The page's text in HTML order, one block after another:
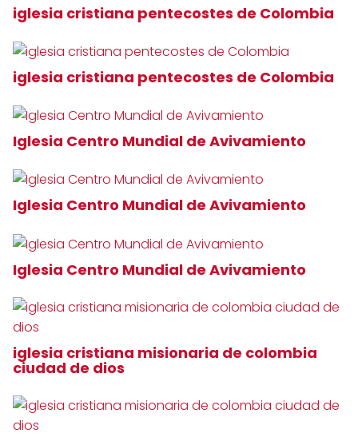
iglesia cristiana pentecostes de Colombia
iglesia cristiana pentecostes de Colombia
Iglesia Centro Mundial de Avivamiento
Iglesia Centro Mundial de Avivamiento
Iglesia Centro Mundial de Avivamiento
iglesia cristiana misionaria de colombia
ciudad de dios